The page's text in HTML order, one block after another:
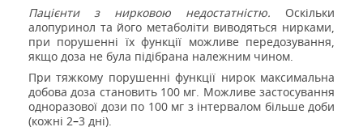
Пацієнти з нирковою недостатністю. Оскільки
алопуринол та його метаболіти виводяться нирками,
при порушенні їх функції можливе передозування,
якщо доза не була підібрана належним чином.
При тяжкому порушенні функції нирок максимальна
добова доза становить 100 мг. Можливе застосування
одноразової дози по 100 мг з інтервалом більше доби
(кожні 2–3 дні).